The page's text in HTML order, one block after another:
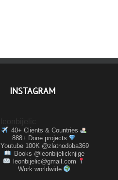
INSTAGRAM
40+ Clients & Countries
888+ Done projects
Youtube 100K @zlatnodoba369
Books @leonbijelicknjige
leonbijelic@gmail.com
Work worldwide